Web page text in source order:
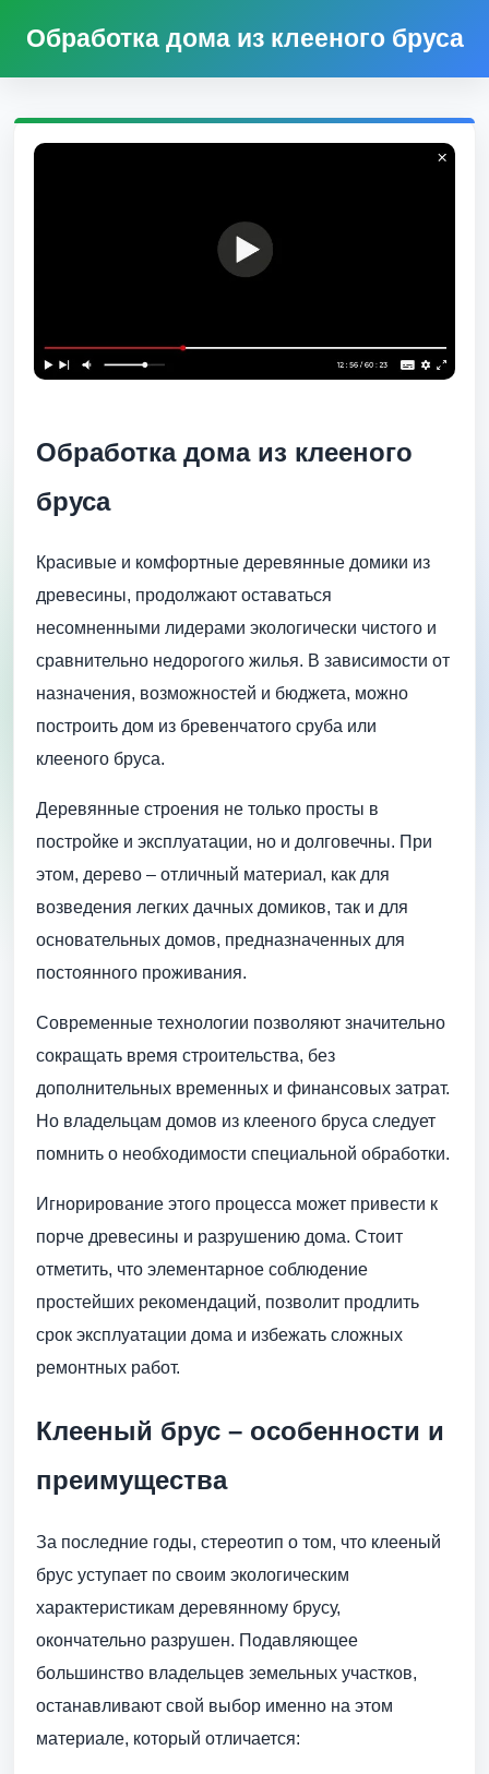
Обработка дома из клееного бруса
Обработка дома из клееного
бруса
Красивые и комфортные деревянные домики из
древесины, продолжают оставаться
несомненными лидерами экологически чистого и
сравнительно недорогого жилья. В зависимости от
назначения, возможностей и бюджета, можно
построить дом из бревенчатого сруба или
клееного бруса.
Деревянные строения не только просты в
постройке и эксплуатации, но и долговечны. При
этом, дерево – отличный материал, как для
возведения легких дачных домиков, так и для
основательных домов, предназначенных для
постоянного проживания.
Современные технологии позволяют значительно
сокращать время строительства, без
дополнительных временных и финансовых затрат.
Но владельцам домов из клееного бруса следует
помнить о необходимости специальной обработки.
Игнорирование этого процесса может привести к
порче древесины и разрушению дома. Стоит
отметить, что элементарное соблюдение
простейших рекомендаций, позволит продлить
срок эксплуатации дома и избежать сложных
ремонтных работ.
Клееный брус – особенности и
преимущества
За последние годы, стереотип о том, что клееный
брус уступает по своим экологическим
характеристикам деревянному брусу,
окончательно разрушен. Подавляющее
большинство владельцев земельных участков,
останавливают свой выбор именно на этом
материале, который отличается: